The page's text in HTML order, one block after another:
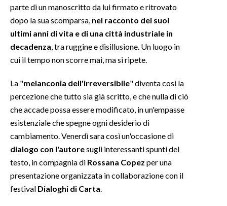
parte di un manoscritto da lui firmato e ritrovato
dopo la sua scomparsa, nel racconto dei suoi
ultimi anni di vita e di una città industriale in
decadenza , tra ruggine e disillusione. Un luogo in
cui il tempo non scorre mai, ma si ripete.
La "melanconia dell'irreversibile" diventa così la
percezione che tutto sia già scritto, e che nulla di ciò
che accade possa essere modificato, in un'empasse
esistenziale che spegne ogni desiderio di
cambiamento. Venerdì sara così un'occasione di
dialogo con l'autoresugli interessanti spunti del
testo, in compagnia di Rossana Copez per una
presentazione organizzata in collaborazione con il
festival Dialoghi di Carta